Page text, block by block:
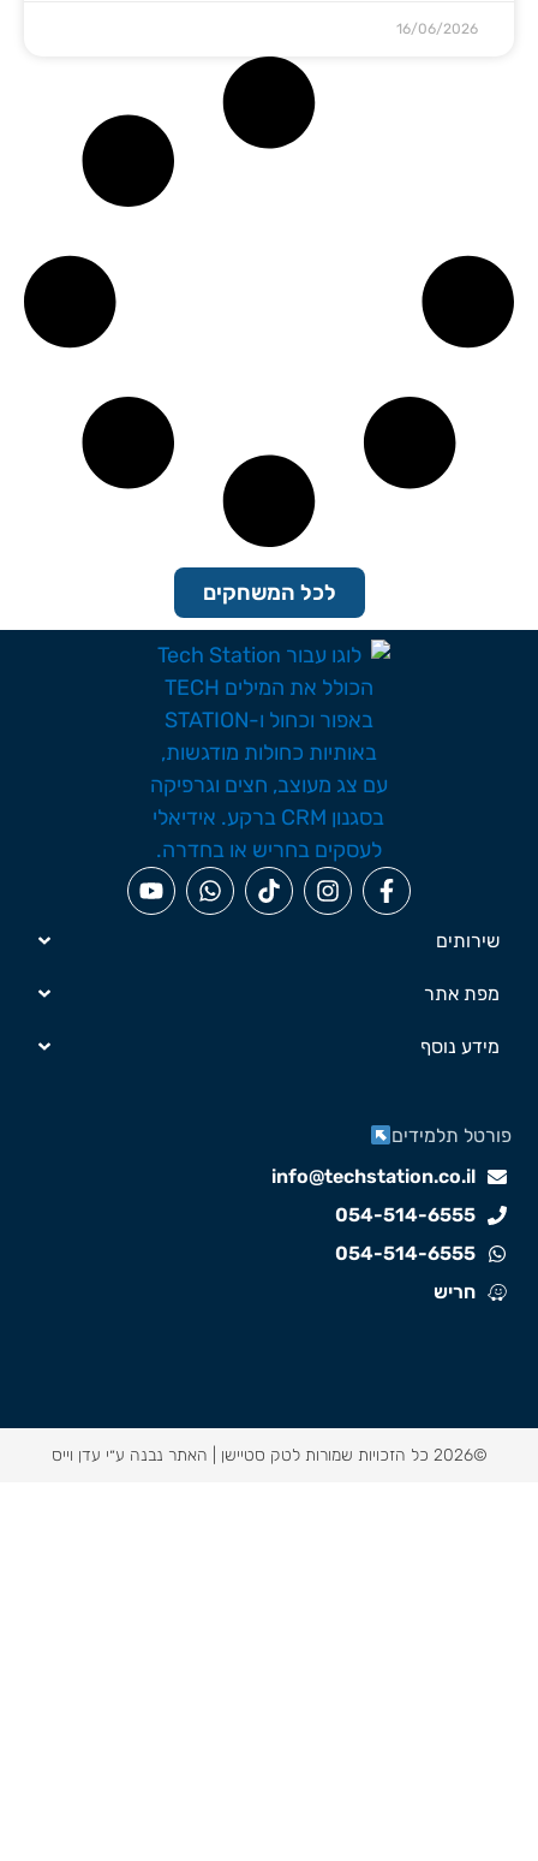
16/06/2026
לכל המשחקים
שירותים
מפת אתר
מידע נוסף
info@techstation.co.il
054-514-6555
054-514-6555
חריש
תלמידים
האתר נבנה ע״י עדן וייס